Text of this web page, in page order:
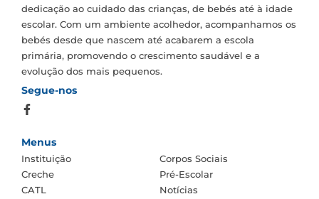
dedicação ao cuidado das crianças, de bebés até à idade
escolar. Com um ambiente acolhedor, acompanhamos os
bebés desde que nascem até acabarem a escola
primária, promovendo o crescimento saudável e a
evolução dos mais pequenos.
Segue-nos
Menus
Instituição
Corpos Sociais
Creche
Pré-Escolar
CATL
Notícias